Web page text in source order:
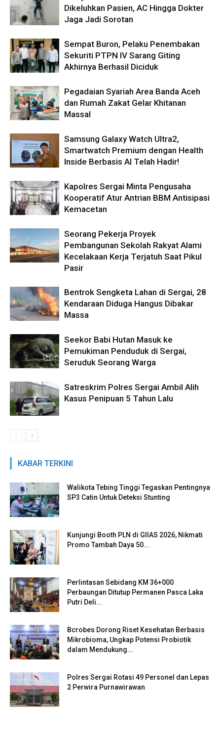
Dikeluhkan Pasien, AC Hingga Dokter
Jaga Jadi Sorotan
Sempat Buron, Pelaku Penembakan
Sekuriti PTPN IV Sarang Giting
Akhirnya Berhasil Diciduk
Pegadaian Syariah Area Banda Aceh
dan Rumah Zakat Gelar Khitanan
Massal
Samsung Galaxy Watch Ultra2,
Smartwatch Premium dengan Health
Inside Berbasis AI Telah Hadir!
Kapolres Sergai Minta Pengusaha
Kooperatif Atur Antrian BBM Antisipasi
Kemacetan
Seorang Pekerja Proyek
Pembangunan Sekolah Rakyat Alami
Kecelakaan Kerja Terjatuh Saat Pikul
Pasir
Bentrok Sengketa Lahan di Sergai, 28
Kendaraan Diduga Hangus Dibakar
Massa
Seekor Babi Hutan Masuk ke
Pemukiman Penduduk di Sergai,
Seruduk Seorang Warga
Satreskrim Polres Sergai Ambil Alih
Kasus Penipuan 5 Tahun Lalu
KABAR TERKINI
Walikota Tebing Tinggi Tegaskan Pentingnya
SP3 Catin Untuk Deteksi Stunting
Kunjungi Booth PLN di GIIAS 2026, Nikmati
Promo Tambah Daya 50...
Perlintasan Sebidang KM 36+000
Perbaungan Ditutup Permanen Pasca Laka
Putri Deli...
Bcrobes Dorong Riset Kesehatan Berbasis
Mikrobioma, Ungkap Potensi Probiotik
dalam Mendukung...
Polres Sergai Rotasi 49 Personel dan Lepas
2 Perwira Purnawirawan